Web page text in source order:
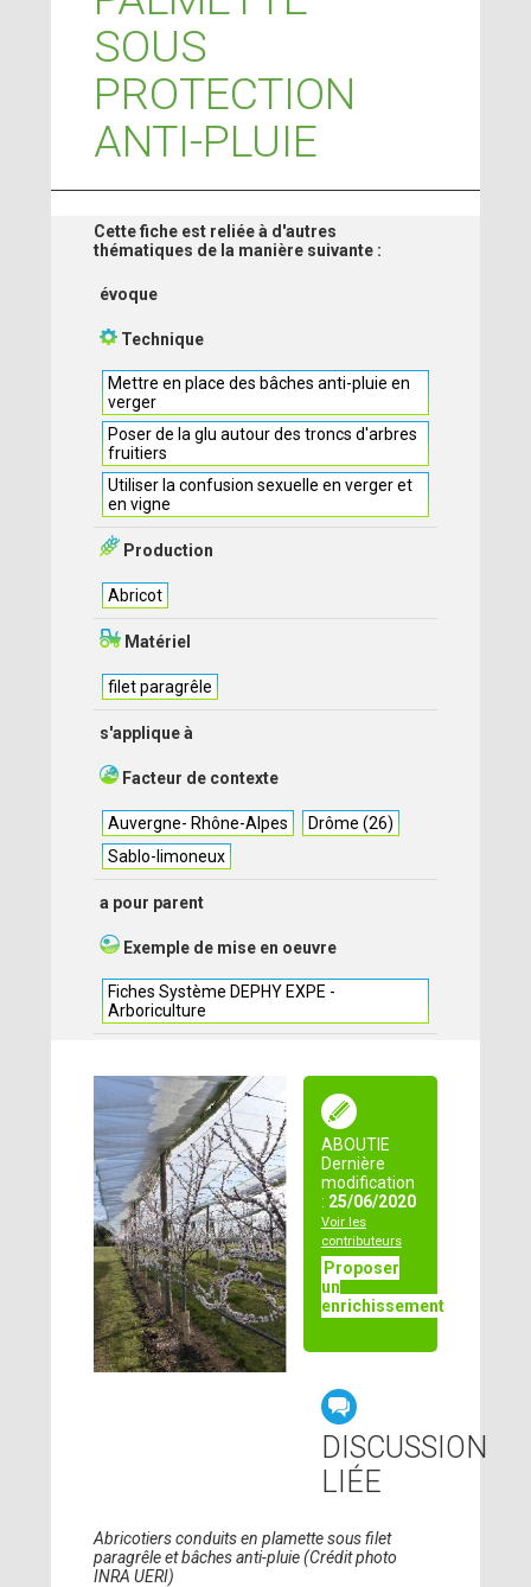
SOUS
PROTECTION
ANTI-PLUIE
Cette fiche est reliée à d'autres
thématiques de la manière suivante :
évoque
Technique
Mettre en place des bâches anti-pluie en
verger
Poser de la glu autour des troncs d'arbres
fruitiers
Utiliser la confusion sexuelle en verger et
en vigne
Production
Abricot
Matériel
filet paragrêle
s'applique à
Facteur de contexte
Auvergne- Rhône-Alpes
Drôme (26)
Sablo-limoneux
a pour parent
Exemple de mise en oeuvre
Fiches Système DEPHY EXPE -
Arboriculture
ABOUTIE
Dernière
modification
: 25/06/2020
Voir les
contributeurs
Proposer
un
enrichissement
DISCUSSION
LIÉE
Abricotiers conduits en plamette sous filet
paragrêle et bâches anti-pluie (Crédit photo
INRA UERI)